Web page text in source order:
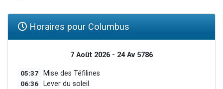
Horaires pour Columbus
7 Août 2026 - 24 Av 5786
05:37 Mise des Téfilines
06:36 Lever du soleil